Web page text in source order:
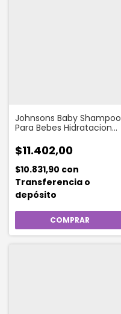
Johnsons Baby Shampoo
Para Bebes Hidratacion
$11.402,00
$10.831,90 con
Transferencia o
depósito